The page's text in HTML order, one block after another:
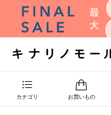
カテゴリ お買いもの